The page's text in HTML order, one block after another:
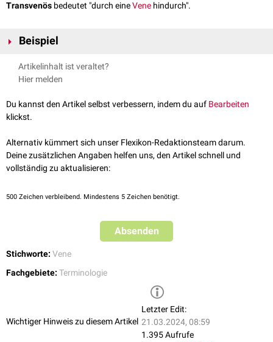
Transvenös bedeutet "durch eineVene hindurch".
Beispiel
Transvenöser Herzschrittmacher
Artikelinhalt ist veraltet?
Hier melden
Du kannst den Artikel selbst verbessern, indem du auf Bearbeiten
klickst.
Alternativ kümmert sich unser Flexikon-Redaktionsteam darum.
Deine zusätzlichen Angaben helfen uns, den Artikel schnell und
vollständig zu aktualisieren:
500 Zeichen verbleibend. Mindestens 5 Zeichen benötigt.
Absenden
Stichworte: Vene
Fachgebiete: Terminologie
Wichtiger Hinweis zu diesem Artikel
Letzter Edit:
21.03.2024, 08:59
1.395 Aufrufe